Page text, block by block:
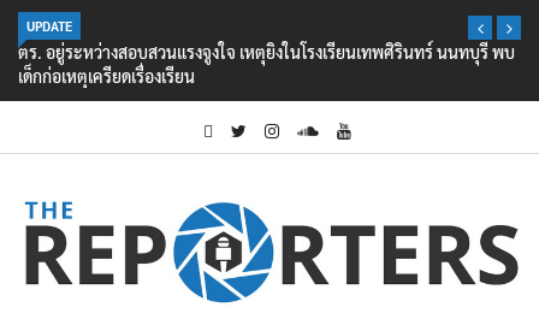
UPDATE
ตร. อยู่ระหว่างสอบสวนแรงจูงใจ เหตุยิงในโรงเรียนเทพศิรินทร์ นนทบุรี พบ
เด็กก่อเหตุเครียดเรื่องเรียน